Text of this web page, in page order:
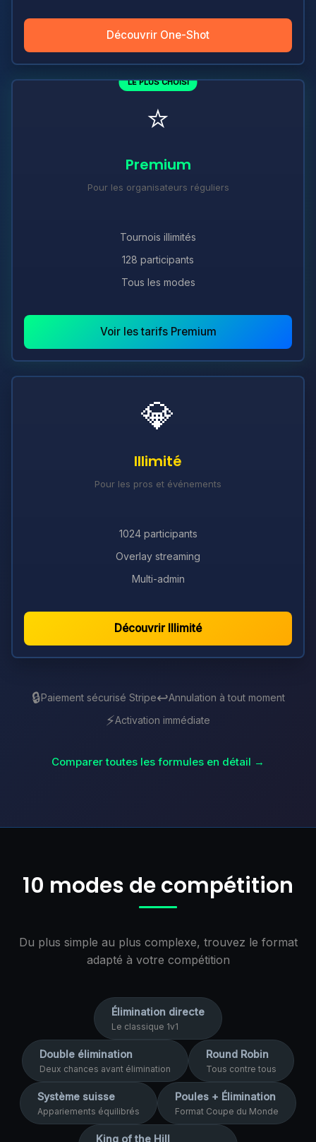
Découvrir One-Shot
LE PLUS CHOISI
⭐
Premium
Pour les organisateurs réguliers
Tournois illimités
128 participants
Tous les modes
Voir les tarifs Premium
💎
Illimité
Pour les pros et événements
1024 participants
Overlay streaming
Multi-admin
Découvrir Illimité
🔒Paiement sécurisé Stripe↩️Annulation à tout moment
⚡Activation immédiate
Comparer toutes les formules en détail →
10 modes de compétition
Du plus simple au plus complexe, trouvez le format
adapté à votre compétition
Élimination directe
Le classique 1v1
Double élimination
Deux chances avant élimination
Round Robin
Tous contre tous
Système suisse
Appariements équilibrés
Poules + Élimination
Format Coupe du Monde
King of the Hill